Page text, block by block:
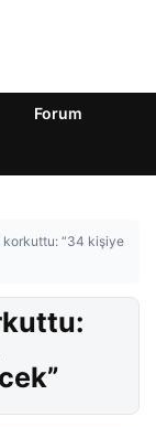
Forum
korkuttu: “34 kişiye